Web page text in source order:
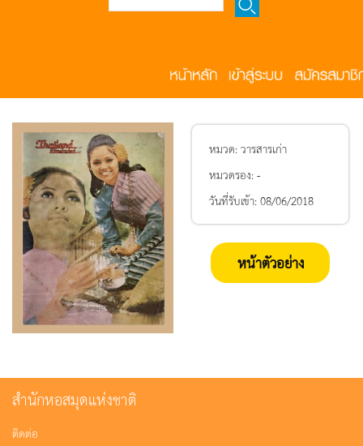
หมวด:วารสารเก่า
หมวดรอง:-
วันที่รับเข้า:08/06/2018
หน้าตัวอย่าง
สำนักหอสมุดแห่งชาติ
ติดต่อ